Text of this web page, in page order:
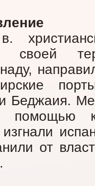
своей
Беджаия.
помощью
от